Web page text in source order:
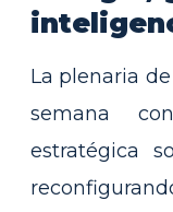
La plenaria
semana
estratégica